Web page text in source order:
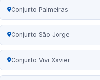
Conjunto Palmeiras
Conjunto São Jorge
Conjunto Vivi Xavier